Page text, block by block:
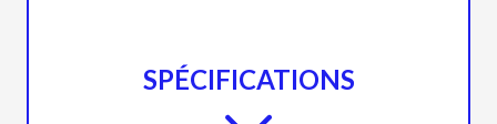
SPÉCIFICATIONS